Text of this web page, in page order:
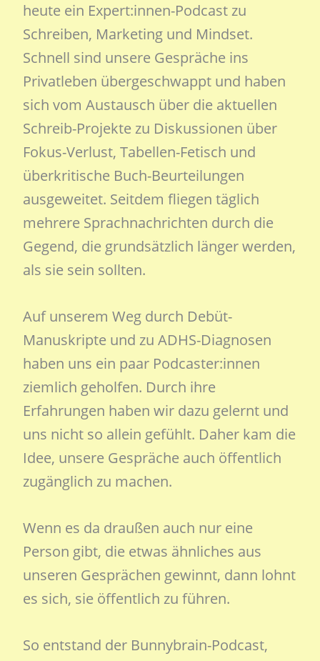
heute ein Expert:innen-Podcast zu
Schreiben, Marketing und Mindset.
Schnell sind unsere Gespräche ins
Privatleben übergeschwappt und haben
sich vom Austausch über die aktuellen
Schreib-Projekte zu Diskussionen über
Fokus-Verlust, Tabellen-Fetisch und
überkritische Buch-Beurteilungen
ausgeweitet. Seitdem fliegen täglich
mehrere Sprachnachrichten durch die
Gegend, die grundsätzlich länger werden,
als sie sein sollten.
Auf unserem Weg durch Debüt-
Manuskripte und zu ADHS-Diagnosen
haben uns ein paar Podcaster:innen
ziemlich geholfen. Durch ihre
Erfahrungen haben wir dazu gelernt und
uns nicht so allein gefühlt. Daher kam die
Idee, unsere Gespräche auch öffentlich
zugänglich zu machen.
Wenn es da draußen auch nur eine
Person gibt, die etwas ähnliches aus
unseren Gesprächen gewinnt, dann lohnt
es sich, sie öffentlich zu führen.
So entstand der Bunnybrain-Podcast,